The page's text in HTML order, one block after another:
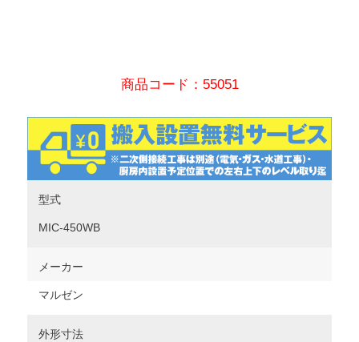
商品コード：55051
型式
MIC-450WB
メーカー
マルゼン
外形寸法